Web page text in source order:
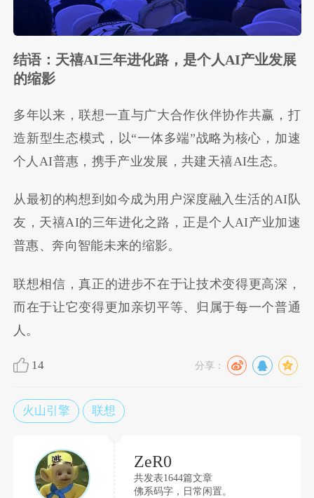
结语：天禧AI三年进化路，是个人AI产业发展
的缩影
多年以来，联想一直与广大合作伙伴协作共赢，打
造新型生态模式，以“一体多端”战略为核心，加速
个人AI普惠，携手产业发展，共建天禧AI生态。
从最初的构想到如今成为用户深度融入生活的AI队
友，天禧AI的三年进化之路，正是个人AI产业加速
普惠、奔向智能未来的缩影。
联想相信，真正的进步不在于让技术变得更高深，
而在于让它变得更加亲切平等、归属于每一个普通
人。
14 分享：
火山引擎 联想
ZeR0
共发表1644篇文章
佛系码字，日常闲置。